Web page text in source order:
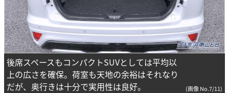
後席スペースもコンパクトSUVとしては平均以
上の広さを確保。荷室も天地の余裕はそれなり
だが、奥行きは十分で実用性は良好。
(画像 No.7/11)